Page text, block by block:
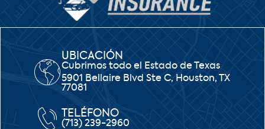
UBICACIÓN
Cubrimos todo el Estado de Texas
5901 Bellaire Blvd Ste C, Houston, TX
77081
TELÉFONO
(713) 239-2960